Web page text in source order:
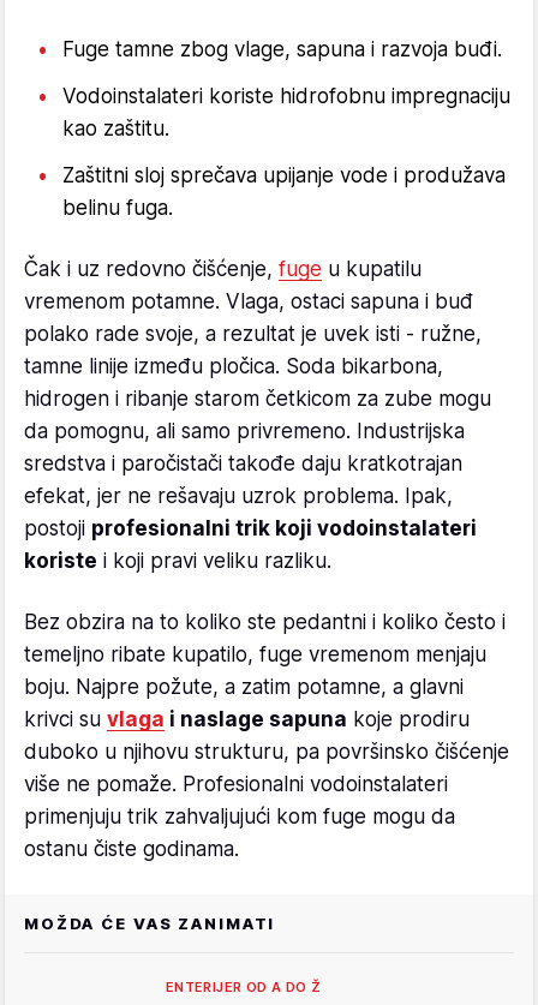
Fuge tamne zbog vlage, sapuna i razvoja buđi.
Vodoinstalateri koriste hidrofobnu impregnaciju
kao zaštitu.
Zaštitni sloj sprečava upijanje vode i produžava
belinu fuga.
Čak i uz redovno čišćenje, fuge u kupatilu
vremenom potamne. Vlaga, ostaci sapuna i buđ
polako rade svoje, a rezultat je uvek isti - ružne,
tamne linije između pločica. Soda bikarbona,
hidrogen i ribanje starom četkicom za zube mogu
da pomognu, ali samo privremeno. Industrijska
sredstva i paročistači takođe daju kratkotrajan
efekat, jer ne rešavaju uzrok problema. Ipak,
postoji profesionalni trik koji vodoinstalateri
koriste i koji pravi veliku razliku.
Bez obzira na to koliko ste pedantni i koliko često i
temeljno ribate kupatilo, fuge vremenom menjaju
boju. Najpre požute, a zatim potamne, a glavni
krivci su vlaga i naslage sapuna koje prodiru
duboko u njihovu strukturu, pa površinsko čišćenje
više ne pomaže. Profesionalni vodoinstalateri
primenjuju trik zahvaljujući kom fuge mogu da
ostanu čiste godinama.
MOŽDA ĆE VAS ZANIMATI
ENTERIJER OD A DO Ž